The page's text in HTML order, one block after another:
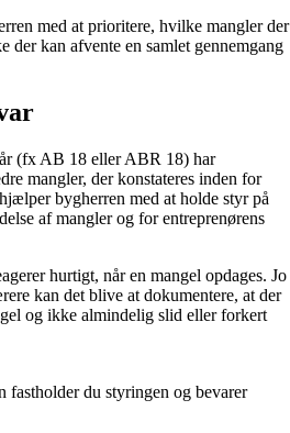
med at prioritere, hvilke mangler der
der kan afvente en samlet gennemgang
(fx AB 18 eller ABR 18) har
mangler, der konstateres inden for
bygherren med at holde styr på
af mangler og for entreprenørens
hurtigt, når en mangel opdages. Jo
kan det blive at dokumentere, at der
og ikke almindelig slid eller forkert
fastholder du styringen og bevarer